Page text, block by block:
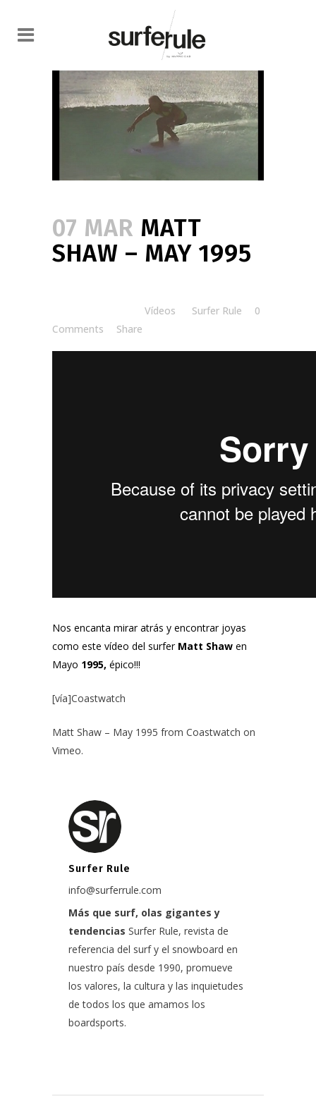
07 MAR MATT
SHAW – MAY 1995
Vídeos Surfer Rule
0
Comments
Share
Nos encanta mirar atrás y encontrar joyas
como este vídeo del surfer Matt Shaw en
Mayo 1995, épico!!!
[vía]Coastwatch
Matt Shaw – May 1995 from Coastwatch on
Vimeo.
Surfer Rule
info@surferrule.com
Más que surf, olas gigantes y
tendencias Surfer Rule, revista de
referencia del surf y el snowboard en
nuestro país desde 1990, promueve
los valores, la cultura y las inquietudes
de todos los que amamos los
boardsports.